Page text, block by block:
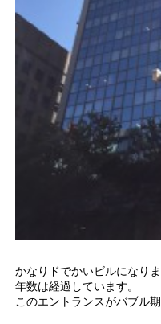
かなりドでかいビルになりま
年数は経過しています。
このエントランスがバブル